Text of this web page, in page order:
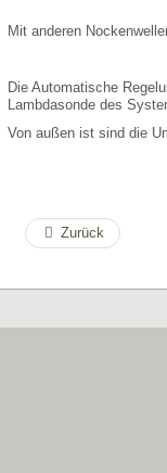
Mit anderen
Die Automatische
Lambdasonde des
Von außen ist sind die
Zurück